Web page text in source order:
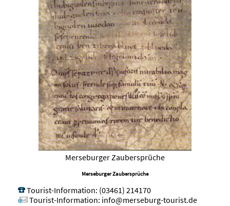
Merseburger Zaubersprüche
Merseburger Zaubersprüche
Tourist-Information: (03461) 214170
Tourist-Information: info@merseburg-tourist.de